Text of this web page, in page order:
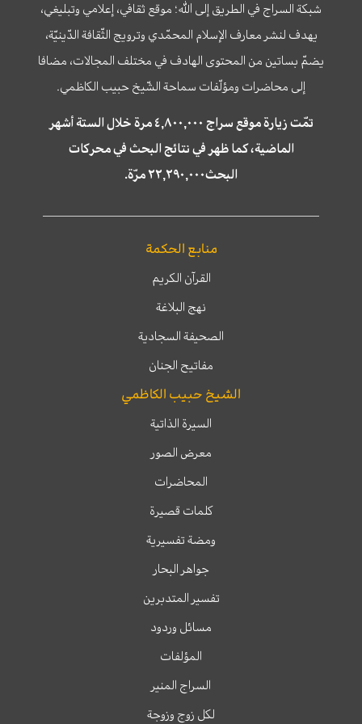
شبكة السراج في الطريق إلى الله؛ موقع ثقافي، إعلامي وتبليغي،
يهدف لنشر معارف الإسلام المحمّدي وترويج الثّقافة الدّينيّة،
يضمّ بساتين من المحتوى الهادف في مختلف المجالات، مضافا
إلى محاضرات ومؤلّفات سماحة الشّيخ حبيب الكاظمي.
تمّت زيارة موقع سراج ٤,٨٠٠,٠٠٠ مرة خلال الستة أشهر
الماضية، كما ظهر في نتائج البحث في محركات
البحث٢٢,٢٩٠,٠٠٠ مرّة.
منابع الحكمة
القرآن الكريم
نهج البلاغة
الصحيفة السجادية
مفاتيح الجنان
الشيخ حبيب الكاظمي
السيرة الذاتية
معرض الصور
المحاضرات
كلمات قصيرة
ومضة تفسيرية
جواهر البحار
تفسير المتدبرين
مسائل وردود
المؤلفات
السراج المنير
لكل زوج وزوجة